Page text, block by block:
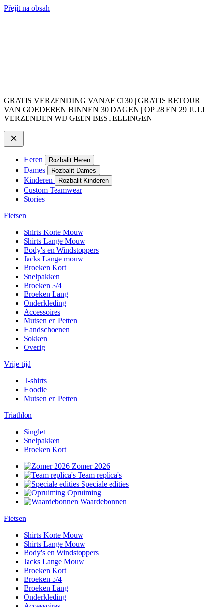
Přejít na obsah
GRATIS VERZENDING VANAF €130 | GRATIS RETOUR
VAN GOEDEREN BINNEN 30 DAGEN | OP 28 EN 29 JULI
VERZENDEN WIJ GEEN BESTELLINGEN
Heren Rozbalit Heren
Dames Rozbalit Dames
Kinderen Rozbalit Kinderen
Custom Teamwear
Stories
Fietsen
Shirts Korte Mouw
Shirts Lange Mouw
Body's en Windstoppers
Jacks Lange mouw
Broeken Kort
Snelpakken
Broeken 3/4
Broeken Lang
Onderkleding
Accessoires
Mutsen en Petten
Handschoenen
Sokken
Overig
Vrije tijd
T-shirts
Hoodie
Mutsen en Petten
Triathlon
Singlet
Snelpakken
Broeken Kort
Zomer 2026
Team replica's
Speciale edities
Opruiming
Waardebonnen
Fietsen
Shirts Korte Mouw
Shirts Lange Mouw
Body's en Windstoppers
Jacks Lange Mouw
Broeken Kort
Broeken 3/4
Broeken Lang
Onderkleding